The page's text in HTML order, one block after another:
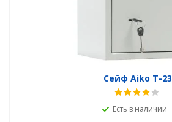
Сейф Aiko T-23
Есть в наличии